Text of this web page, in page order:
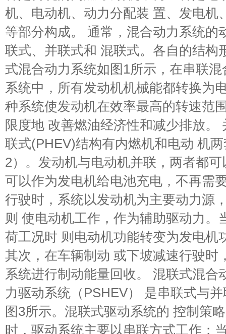
机、电动机、动力分配装 置、发电机
等部分构成。 通常，混合动力系统的
联式、并联式和 混联式。各自的结构
式混合动力系统如图1所示，在串联
系统中，所有发动机机械能都转换为
种系统使发动机在效率最高的转速范
限度地 改善燃油经济性和减少排放。
联式(PHEV)结构有内燃机和电动 机
2）。发动机与电动机并联，两者都
可以作为发电机给电池充电，不再需
行驶时，系统以发动机为主要动力源
则 使电动机工作，作为辅助驱动力。
荷工况时 则电动机功能转变为发电机
其次，在车辆制动 或下坡减速行驶时
系统进行制动能量回收。 混联式混合
力驱动系统（PSHEV） 是串联式与
图3所示。混联式驱动系统的 控制策
时，驱动系统主要以串联方式工作；